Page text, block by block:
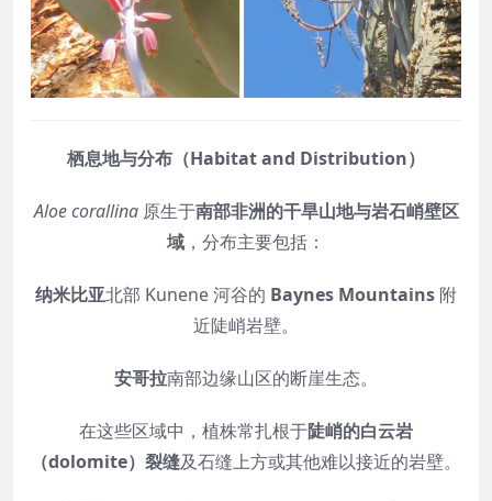
栖息地与分布（Habitat and Distribution）
Aloe corallina原生于南部非洲的干旱山地与岩石峭壁区
域 ，分布主要包括：
纳米比亚北部 Kunene 河谷的 Baynes Mountains 附
近陡峭岩壁。
安哥拉南部边缘山区的断崖生态。
在这些区域中，植株常扎根于陡峭的白云岩
（dolomite）裂缝及石缝上方或其他难以接近的岩壁。